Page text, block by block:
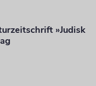
»Judisk